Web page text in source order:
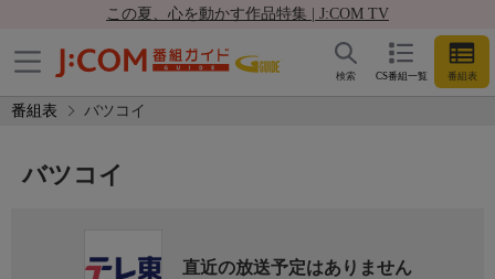
この夏、心を動かす作品特集 | J:COM TV
CS番組一覧 番組表
検索
番組表 バツコイ
バツコイ
直近の放送予定はありません